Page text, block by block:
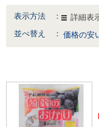
表示方法 ： 詳細表
並べ替え ： 価格の安